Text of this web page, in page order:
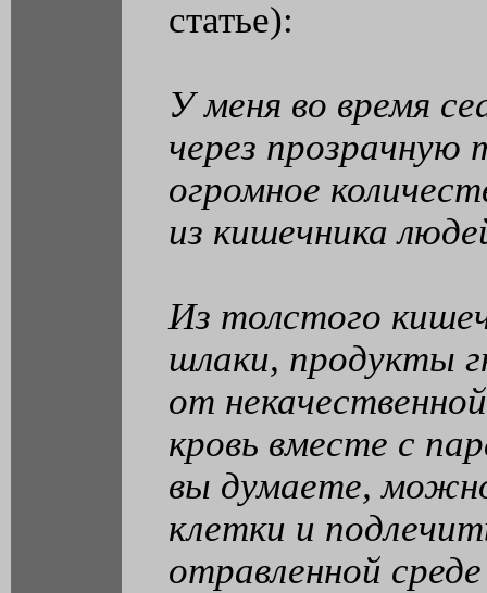
статье):
У меня во время
через
огромное
из кишечника
Из толстого
шлаки, продукты
от
кровь вместе с
вы думаете,
клетки и
отравленной